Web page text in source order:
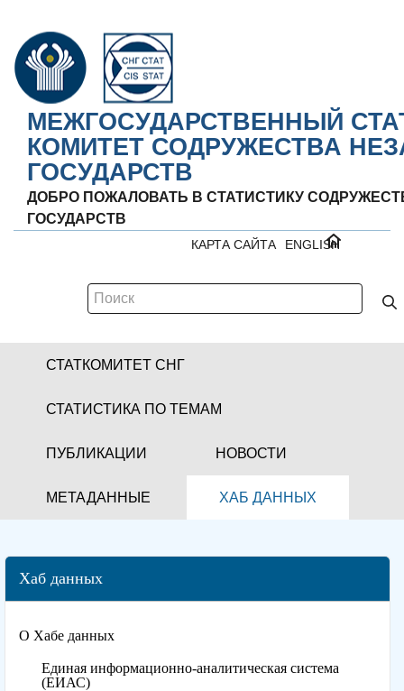
МЕЖГОСУДАРСТВЕННЫЙ
КОМИТЕТ СОДРУЖЕСТВА
ГОСУДАРСТВ
ДОБРО ПОЖАЛОВАТЬ В СТАТИСТИКУ
ГОСУДАРСТВ
ENGLISH
КАРТА САЙТА
СТАТКОМИТЕТ СНГ
СТАТИСТИКА ПО ТЕМАМ
ПУБЛИКАЦИИ НОВОСТИ
МЕТАДАННЫЕ ХАБ ДАННЫХ
Хаб данных
О Хабе данных
Единая информационно-аналитическая система
(ЕИАС)